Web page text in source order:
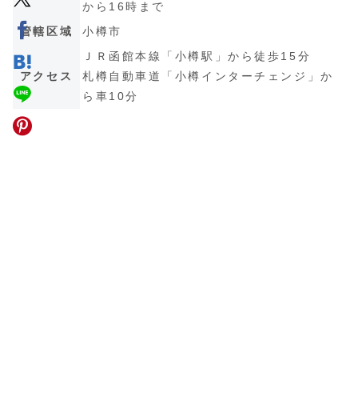
から16時まで
管轄区域
小樽市
アクセス
ＪＲ函館本線「小樽駅」から徒歩15分
札樽自動車道「小樽インターチェンジ」か
ら車10分